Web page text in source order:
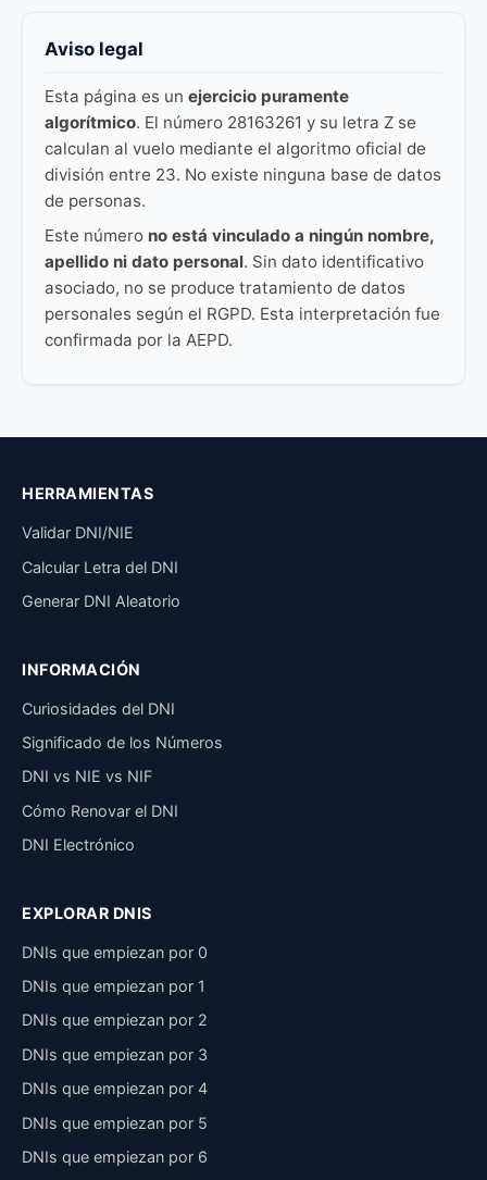
Aviso legal
Esta página es un ejercicio puramente
algorítmico. El número 28163261 y su letra Z se
calculan al vuelo mediante el algoritmo oficial de
división entre 23. No existe ninguna base de datos
de personas.
Este número no está vinculado a ningún nombre,
apellido ni dato personal. Sin dato identificativo
asociado, no se produce tratamiento de datos
personales según el RGPD. Esta interpretación fue
confirmada por la AEPD.
HERRAMIENTAS
Validar DNI/NIE
Calcular Letra del DNI
Generar DNI Aleatorio
INFORMACIÓN
Curiosidades del DNI
Significado de los Números
DNI vs NIE vs NIF
Cómo Renovar el DNI
DNI Electrónico
EXPLORAR DNIS
DNIs que empiezan por 0
DNIs que empiezan por 1
DNIs que empiezan por 2
DNIs que empiezan por 3
DNIs que empiezan por 4
DNIs que empiezan por 5
DNIs que empiezan por 6